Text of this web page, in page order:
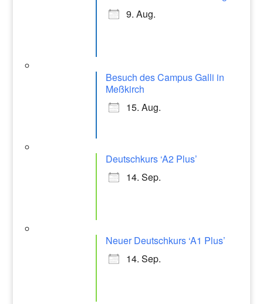
9. Aug.
Besuch des Campus Galli in
Meßkirch
15. Aug.
Deutschkurs ‘A2 Plus’
14. Sep.
Neuer Deutschkurs ‘A1 Plus’
14. Sep.